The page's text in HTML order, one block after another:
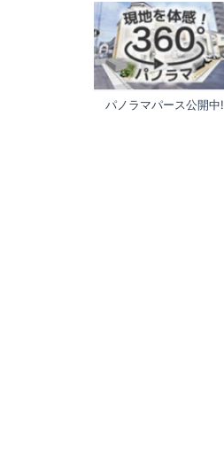
パノラマパース公開中!